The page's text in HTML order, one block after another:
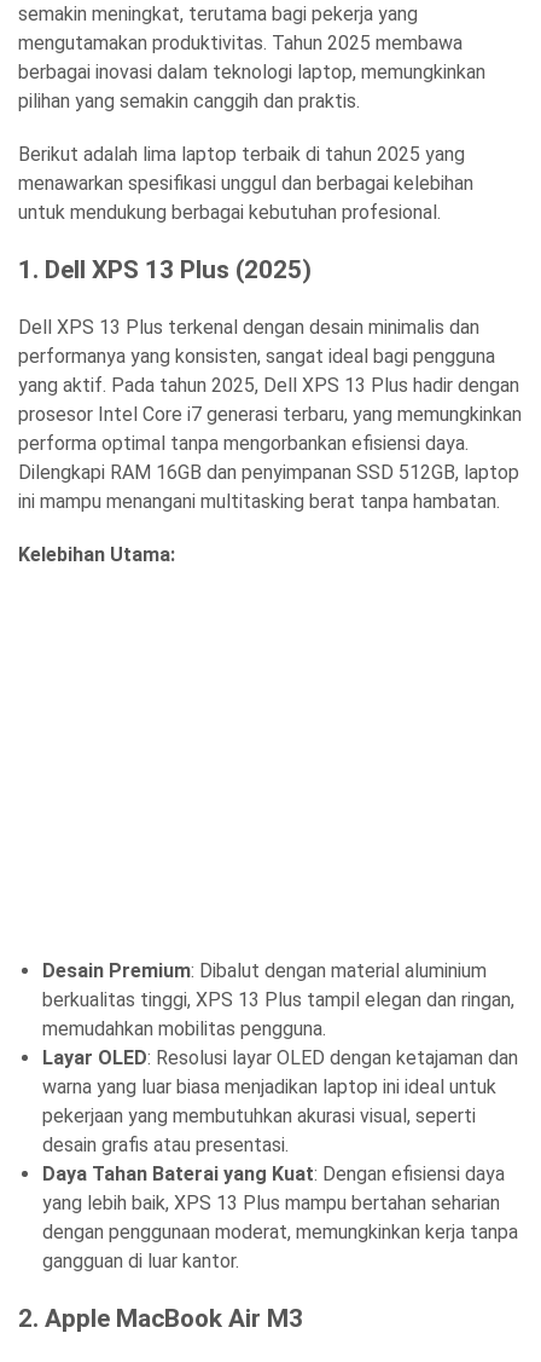
semakin meningkat, terutama bagi pekerja yang
mengutamakan produktivitas. Tahun 2025 membawa
berbagai inovasi dalam teknologi laptop, memungkinkan
pilihan yang semakin canggih dan praktis.
Berikut adalah lima laptop terbaik di tahun 2025 yang
menawarkan spesifikasi unggul dan berbagai kelebihan
untuk mendukung berbagai kebutuhan profesional.
1. Dell XPS 13 Plus (2025)
Dell XPS 13 Plus terkenal dengan desain minimalis dan
performanya yang konsisten, sangat ideal bagi pengguna
yang aktif. Pada tahun 2025, Dell XPS 13 Plus hadir dengan
prosesor Intel Core i7 generasi terbaru, yang memungkinkan
performa optimal tanpa mengorbankan efisiensi daya.
Dilengkapi RAM 16GB dan penyimpanan SSD 512GB, laptop
ini mampu menangani multitasking berat tanpa hambatan.
Kelebihan Utama:
Desain Premium: Dibalut dengan material aluminium
berkualitas tinggi, XPS 13 Plus tampil elegan dan ringan,
memudahkan mobilitas pengguna.
Layar OLED: Resolusi layar OLED dengan ketajaman dan
warna yang luar biasa menjadikan laptop ini ideal untuk
pekerjaan yang membutuhkan akurasi visual, seperti
desain grafis atau presentasi.
Daya Tahan Baterai yang Kuat: Dengan efisiensi daya
yang lebih baik, XPS 13 Plus mampu bertahan seharian
dengan penggunaan moderat, memungkinkan kerja tanpa
gangguan di luar kantor.
2. Apple MacBook Air M3